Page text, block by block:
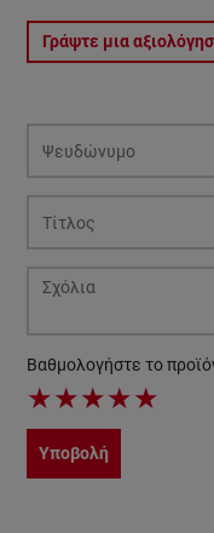
Γράψτε μια
Βαθμολογήστε το
★★★★★
Υποβολή